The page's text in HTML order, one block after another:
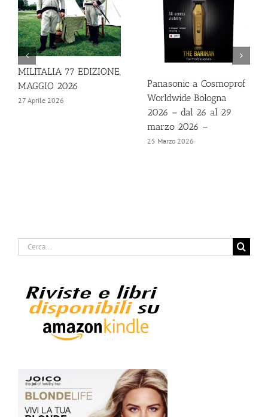
MILITALIA 77 EDIZIONE,
MAGGIO 2026
27 Aprile 2026
Panasonic a Cosmoprof
Worldwide Bologna
2026 – dal 26 al 29
marzo 2026 –
25 Marzo 2026
Cerca
per: